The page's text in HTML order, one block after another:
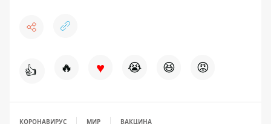
👍 🔥 ♥ 😭 😆 😡
КОРОНАВИРУС МИР ВАКЦИНА